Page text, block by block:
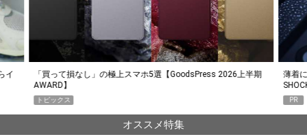
イ
「買って損なし」の極上スマホ5選【GoodsPress 2026上半期
AWARD】
トピックス
薄着
PR
オススメ特集